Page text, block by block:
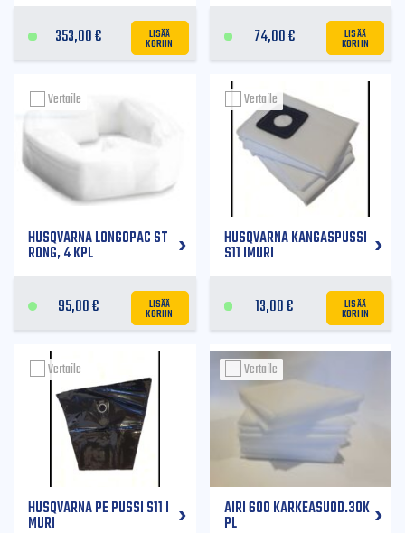
353,00€ LISÄÄ
KORIIN 74,00€ LISÄÄ
KORIIN
HUSQVARNA LONGOPAC ST
RONG, 4 KPL
95,00€ LISÄÄ
KORIIN
Vertaile
HUSQVARNA KANGASPUSSI
S11 IMURI
13,00€ LISÄÄ
KORIIN
Vertaile
HUSQVARNA PE PUSSI S11 I
MURI
Vertaile
AIRI 600 KARKEASUOD.30K
PL
Vertaile